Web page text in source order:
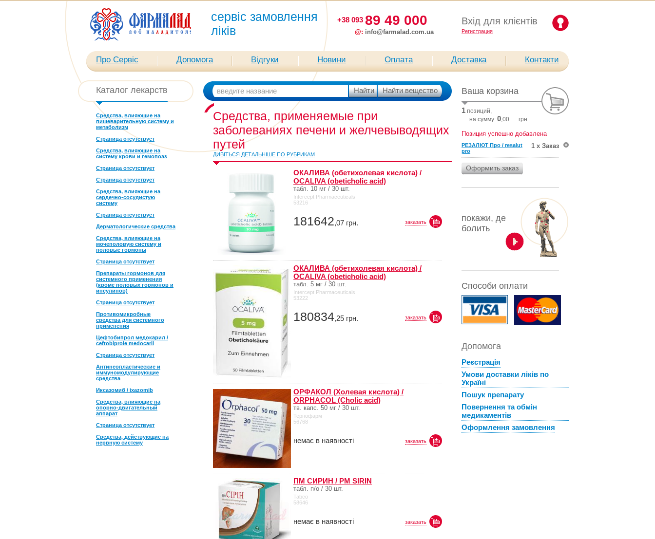
сервіс замовлення
ліків
+38 093 89 49 000
@: info@farmalad.com.ua
Вхід для клієнтів
Pегистрация
Про Сервіс Допомога Відгуки Новини Оплата Доставка Контакти
Каталог лекарств
Средства, влияющие на
пищеварительную систему и
метаболизм
Страница отсутствует
Средства, влияющие на
систему крови и гемопоэз
Страница отсутствует
Страница отсутствует
Средства, влияющие на
сердечно-сосудистую
систему
Страница отсутствует
Дерматологические средства
Средства, влияющие на
мочеполовую систему и
половые гормоны
Страница отсутствует
Препараты гормонов для
системного применения
(кроме половых гормонов и
инсулинов)
Страница отсутствует
Противомикробные
средства для системного
применения
Цефтобипрол медокарил /
ceftobiprole medocaril
Страница отсутствует
Антинеопластические и
иммуномодулирующие
средства
Иксазомиб / ixazomib
Средства, влияющие на
опорно-двигательный
аппарат
Страница отсутствует
Средства, действующие на
нервную систему
Средства, применяемые при
заболеваниях печени и желчевыводящих
путей
ДИВІТЬСЯ ДЕТАЛЬНІШЕ ПО РУБРИКАМ
ОКАЛИВА (обетихолевая кислота) /
OCALIVA (obeticholic acid)
табл. 10 мг / 30 шт.
Intercept Pharmaceuticals
53216
181642,07 грн. заказать
ОКАЛИВА (обетихолевая кислота) /
OCALIVA (obeticholic acid)
табл. 5 мг / 30 шт.
Intercept Pharmaceuticals
53222
180834,25 грн. заказать
ОРФАКОЛ (Холевая кислота) /
ORPHACOL (Cholic acid)
тв. капс. 50 мг / 30 шт.
Тернофарм
56768
немає в наявності заказать
ПМ СИРИН / PM SIRIN
табл. п/о / 30 шт.
Tabco
58646
немає в наявності заказать
Ваша корзина
1 позиций,
на сумму: 0,00 грн.
Позиция успешно добавлена
РЕЗАЛЮТ Про / resalut
pro
1 х Заказ
покажи, де
болить
Способи оплати
Допомога
Реєстрація
Умови доставки ліків по
Україні
Пошук препарату
Повернення та обмін
медикаментів
Оформлення замовлення